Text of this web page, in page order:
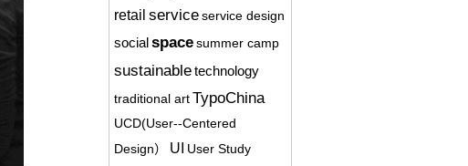
retail serviceservice design
socialspacesummer camp
sustainabletechnology
traditional artTypoChina
UCD(User-­‐Centered
Design）
UI User Study